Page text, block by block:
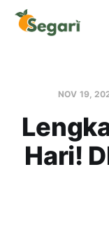
NOV 19,
Hari!